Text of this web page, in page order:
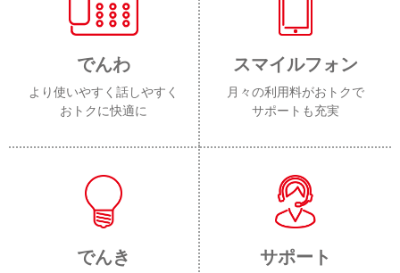
でんわ
より使いやすく話しやすく
おトクに快適に
スマイルフォン
月々の利用料がおトクで
サポートも充実
でんき サポート